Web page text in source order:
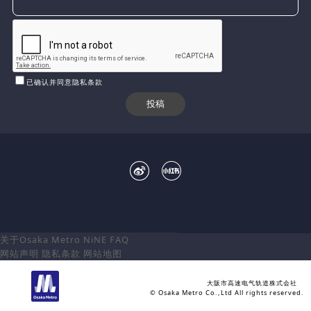
已确认并同意隐私条款
关于Osaka Metro NiNE FAQ
网站声明 隐私条款 网站地图
大阪市高速电气轨道株式会社
© Osaka Metro Co.,Ltd All rights reserved.